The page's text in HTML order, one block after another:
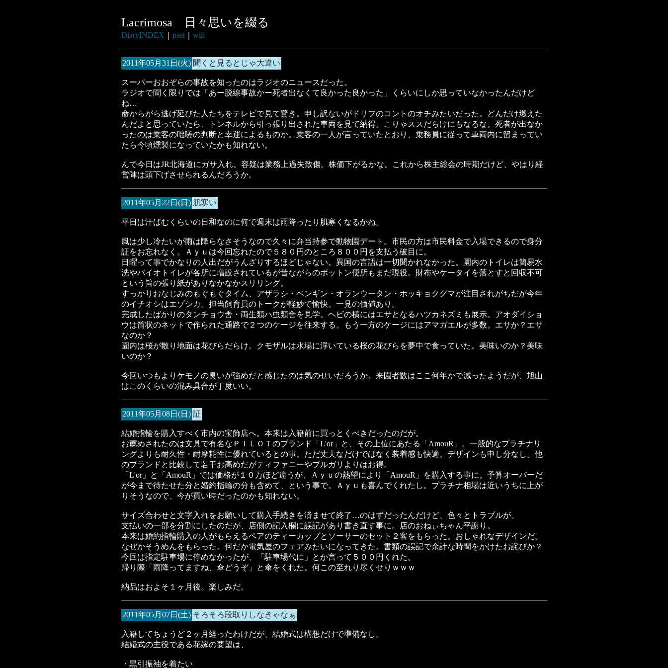
Lacrimosa 日々思いを綴る
DiaryINDEX past｜ will
2011年05月31日(火) 聞くと見るとじゃ大違い
スーパーおおぞらの事故を知ったのはラジオのニュースだった。
ラジオで聞く限りでは「あー脱線事故かー死者出なくて良かった良かった」くらいにしか思っていなかったんだけど
ね…
命からがら逃げ延びた人たちをテレビで見て驚き。申し訳ないがドリフのコントのオチみたいだった。どんだけ燃えた
んだよと思っていたら、トンネルから引っ張り出された車両を見て納得。こりゃススだらけにもなるな。死者が出なか
ったのは乗客の咄嗟の判断と幸運によるものか。乗客の一人が言っていたとおり、乗務員に従って車両内に留まってい
たら今頃燻製になっていたかも知れない。
んで今日はJR北海道にガサ入れ。容疑は業務上過失致傷。株価下がるかな。これから株主総会の時期だけど、やはり経
営陣は頭下げさせられるんだろうか。
2011年05月22日(日) 肌寒い
平日は汗ばむくらいの日和なのに何で週末は雨降ったり肌寒くなるかね。
風は少し冷たいが雨は降らなさそうなので久々に弁当持参で動物園デート。市民の方は市民料金で入場できるので身分
証をお忘れなく。Ａｙｕは今回忘れたので５８０円のところ８００円を支払う破目に。
日曜って事でかなりの人出だがうんざりするほどじゃない。異国の言語は一切聞かれなかった。園内のトイレは簡易水
洗やバイオトイレが各所に増設されているが昔ながらのボットン便所もまだ現役。財布やケータイを落とすと回収不可
という旨の張り紙がありなかなかスリリング。
すっかりおなじみのもぐもぐタイム、アザラシ・ペンギン・オランウータン・ホッキョクグマが注目されがちだが今年
のイチオシはエゾシカ。担当飼育員のトークが軽妙で愉快。一見の価値あり。
完成したばかりのタンチョウ舎・両生類ハ虫類舎を見学。ヘビの横にはエサとなるハツカネズミも展示。アオダイショ
ウは筒状のネットで作られた通路で２つのケージを往来する。もう一方のケージにはアマガエルが多数。エサか？エサ
なのか？
園内は桜が散り地面は花びらだらけ。クモザルは水場に浮いている桜の花びらを夢中で食っていた。美味いのか？美味
いのか？
今回いつもよりケモノの臭いが強めだと感じたのは気のせいだろうか。来園者数はここ何年かで減ったようだが、旭山
はこのくらいの混み具合が丁度いい。
2011年05月08日(日) 証
結婚指輪を購入すべく市内の宝飾店へ。本来は入籍前に買っとくべきだったのだが。
お薦めされたのは文具で有名なＰＩＬＯＴのブランド「L'or」と、その上位にあたる「AmouR」。一般的なプラチナリ
ングよりも耐久性・耐摩耗性に優れているとの事。ただ丈夫なだけではなく装着感も快適。デザインも申し分なし。他
のブランドと比較して若干お高めだがティファニーやブルガリよりはお得。
「L'or」と「AmouR」では価格が１０万ほど違うが、Ａｙｕの熱望により「AmouR」を購入する事に。予算オーバーだ
が今まで待たせた分と婚約指輪の分も含めて、という事で。Ａｙｕも喜んでくれたし。プラチナ相場は近いうちに上が
りそうなので、今が買い時だったのかも知れない。
サイズ合わせと文字入れをお願いして購入手続きを済ませて終了…のはずだったんだけど、色々とトラブルが。
支払いの一部を分割にしたのだが、店側の記入欄に誤記があり書き直す事に。店のおねぃちゃん平謝り。
本来は婚約指輪購入の人がもらえるペアのティーカップとソーサーのセット２客をもらった。おしゃれなデザインだ。
なぜかそうめんをもらった。何だか電気屋のフェアみたいになってきた。書類の誤記で余計な時間をかけたお詫びか？
今回は指定駐車場に停めなかったが、「駐車場代に」とか言って５００円くれた。
帰り際「雨降ってますね、傘どうぞ」と傘をくれた。何この至れり尽くせりｗｗｗ
納品はおよそ１ヶ月後。楽しみだ。
2011年05月07日(土) そろそろ段取りしなきゃなぁ
入籍してちょうど２ヶ月経ったわけだが、結婚式は構想だけで準備なし。
結婚式の主役である花嫁の要望は、
・黒引振袖を着たい